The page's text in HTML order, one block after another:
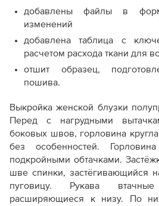
добавлены файлы в
изменений
добавлена таблица с
расчетом расхода ткани для
отшит образец,
пошива.
Выкройка женской блузки
Перед с нагрудными
боковых швов, горловина
без особенностей.
подкройными обтачками.
шве спинки, застёгивающийся
пуговицу. Рукава
расширяющиеся к низу. По